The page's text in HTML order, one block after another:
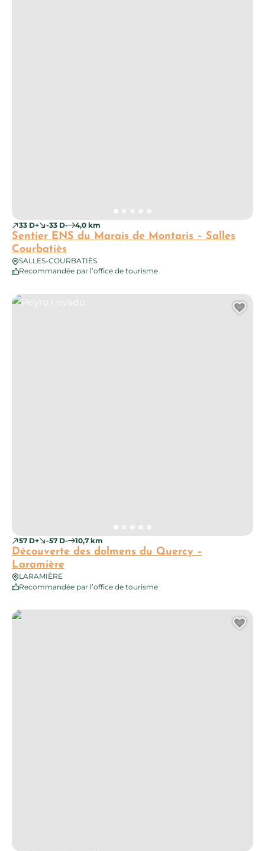
33 D+ -33 D- 4,0 km
Sentier ENS du Marais de Montaris – Salles
Courbatiès
SALLES-COURBATIÈS
Recommandée par l’office de tourisme
57 D+ -57 D- 10,7 km
Découverte des dolmens du Quercy –
Laramière
LARAMIÈRE
Recommandée par l’office de tourisme
Peyro Levado
Circuit des sources de la Diège – Villeneuve